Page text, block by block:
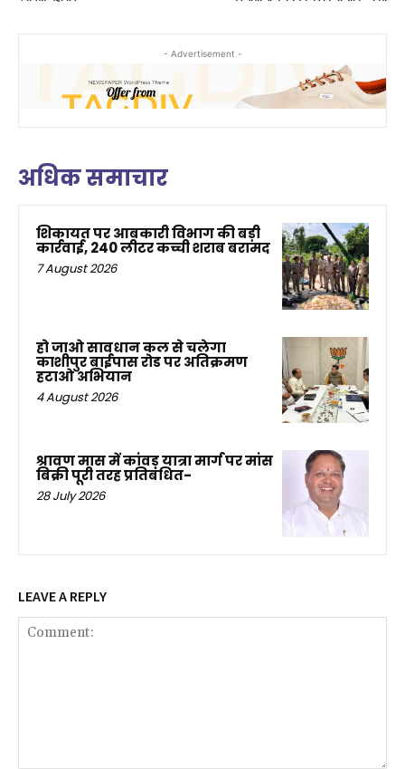
- Advertisement -
अधिक समाचार
शिकायत पर आबकारी विभाग की बड़ी
कार्रवाई, 240 लीटर कच्ची शराब बरामद
7 August 2026
हो जाओ सावधान कल से चलेगा
काशीपुर बाईपास रोड पर अतिक्रमण
हटाओ अभियान
4 August 2026
श्रावण मास में कांवड़ यात्रा मार्ग पर मांस
बिक्री पूरी तरह प्रतिबंधित-
28 July 2026
LEAVE A REPLY